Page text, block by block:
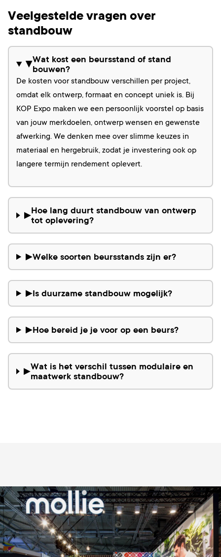
Veelgestelde vragen over
standbouw
▶Wat kost een beursstand of stand
bouwen?
De kosten voor standbouw verschillen per project,
omdat elk ontwerp, formaat en concept uniek is. Bij
KOP Expo maken we een persoonlijk voorstel op basis
van jouw merkdoelen, ontwerp wensen en gewenste
afwerking. We denken mee over slimme keuzes in
materiaal en hergebruik, zodat je investering ook op
langere termijn rendement oplevert.
▶Hoe lang duurt standbouw van ontwerp
tot oplevering?
▶Welke soorten beursstands zijn er?
▶Is duurzame standbouw mogelijk?
▶Hoe bereid je je voor op een beurs?
▶Wat is het verschil tussen modulaire en
maatwerk standbouw?